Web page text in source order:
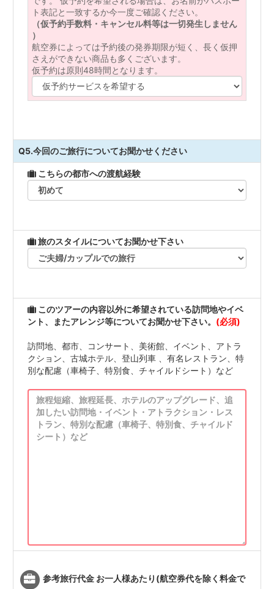
ト表記と一致するか今一度ご確認ください。
（仮予約手数料・キャンセル料等は一切発生しません
）
航空券によっては予約後の発券期限が短く、長く仮押
さえができない商品も多くございます。
仮予約は原則48時間となります。
Q5.今回のご旅行についてお聞かせください
こちらの都市への渡航経験
旅のスタイルについてお聞かせ下さい
このツアーの内容以外に希望されている訪問地やイベ
ント、またアレンジ等についてお聞かせ下さい。 (必須)
訪問地、都市、コンサート、美術館、イベント、アトラ
クション、古城ホテル、登山列車 、有名レストラン、特
別な配慮（車椅子、特別食、チャイルドシート）など
参考旅行代金 お一人様あたり(航空券代を除く料金で